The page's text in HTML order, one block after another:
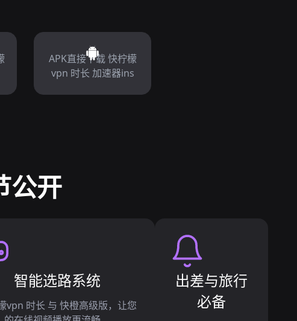
APK直接下载 快柠檬
vpn 时长 加速器ins
公开
智能选路系统
vpn 时长 与 快橙高级版，让您
出差与旅行
必备